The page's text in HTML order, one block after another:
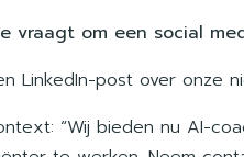
vraagt om een social
LinkedIn-post over onze
“Wij bieden nu AI-